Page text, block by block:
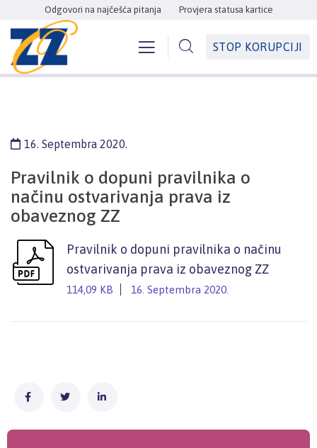
Odgovori na najčešća pitanja Provjera statusa kartice
STOP KORUPCIJI
16. Septembra 2020.
Pravilnik o dopuni pravilnika o
načinu ostvarivanja prava iz
obaveznog ZZ
Pravilnik o dopuni pravilnika o načinu
ostvarivanja prava iz obaveznog ZZ
114,09 KB 16. Septembra 2020.